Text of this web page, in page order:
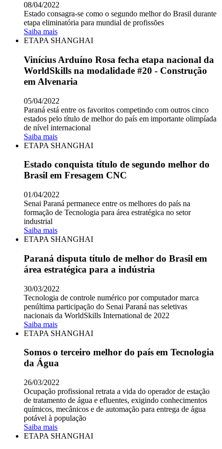
08/04/2022
Estado consagra-se como o segundo melhor do Brasil durante
etapa eliminatória para mundial de profissões
Saiba mais
ETAPA SHANGHAI
Vinícius Arduíno Rosa fecha etapa nacional da
WorldSkills na modalidade #20 - Construção
em Alvenaria
05/04/2022
Paraná está entre os favoritos competindo com outros cinco
estados pelo título de melhor do país em importante olimpíada
de nível internacional
Saiba mais
ETAPA SHANGHAI
Estado conquista título de segundo melhor do
Brasil em Fresagem CNC
01/04/2022
Senai Paraná permanece entre os melhores do país na
formação de Tecnologia para área estratégica no setor
industrial
Saiba mais
ETAPA SHANGHAI
Paraná disputa título de melhor do Brasil em
área estratégica para a indústria
30/03/2022
Tecnologia de controle numérico por computador marca
penúltima participação do Senai Paraná nas seletivas
nacionais da WorldSkills International de 2022
Saiba mais
ETAPA SHANGHAI
Somos o terceiro melhor do país em Tecnologia
da Água
26/03/2022
Ocupação profissional retrata a vida do operador de estação
de tratamento de água e efluentes, exigindo conhecimentos
químicos, mecânicos e de automação para entrega de água
potável à população
Saiba mais
ETAPA SHANGHAI